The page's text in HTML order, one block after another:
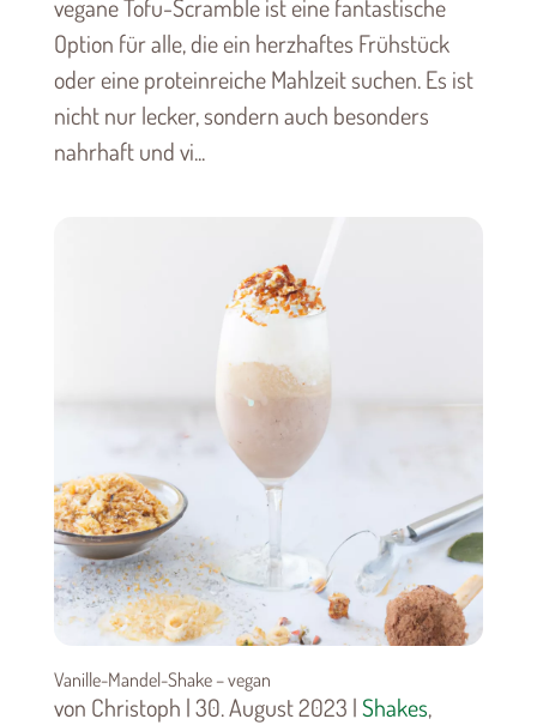
vegane Tofu-Scramble ist eine fantastische
Option für alle, die ein herzhaftes Frühstück
oder eine proteinreiche Mahlzeit suchen. Es ist
nicht nur lecker, sondern auch besonders
nahrhaft und vi...
Vanille-Mandel-Shake – vegan
von Christoph | 30. August 2023 |Shakes,